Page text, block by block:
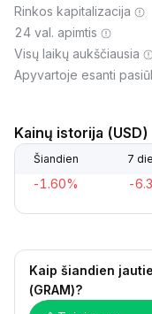
Rinkos kapitalizacija
24 val. apimtis
Visų laikų aukščiausia
Apyvartoje esanti
Kainų istorija (USD)
Šiandien 7
-1.60% -
Kaip šiandien
(GRAM)?